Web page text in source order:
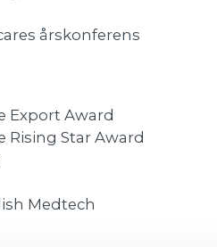
årskonferens
Export Award
Rising Star Award
Medtech